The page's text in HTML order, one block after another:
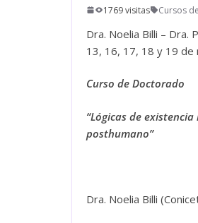
1769 visitas Cursos
Dra. Noelia Billi – Dra.
13, 16, 17, 18 y 19
Curso de Doctorado
“Lógicas de
posthumano”
Dra. Noelia Billi